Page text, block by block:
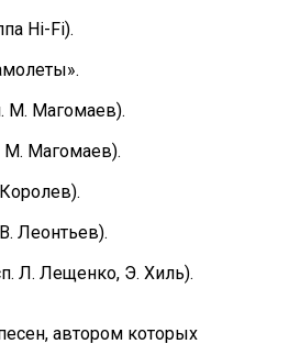
Hi-Fi).
М. Магомаев).
М. Магомаев).
Леонтьев).
Л. Лещенко, Э. Хиль).
автором которых